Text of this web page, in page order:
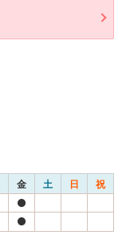
金 土 日 祝